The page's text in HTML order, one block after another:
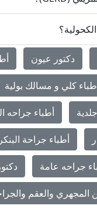
دكتور عيون
كلي و مسالك بولية
أطباء جراحه
أطباء جراحة
جراحه عامة
المجهري والعقم